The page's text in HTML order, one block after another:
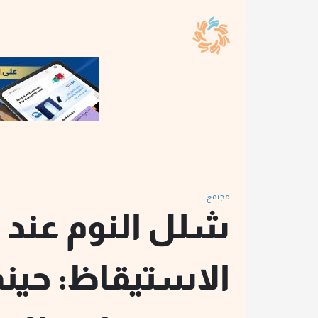
مجتمع
شلل النوم عند
الاستيقاظ: